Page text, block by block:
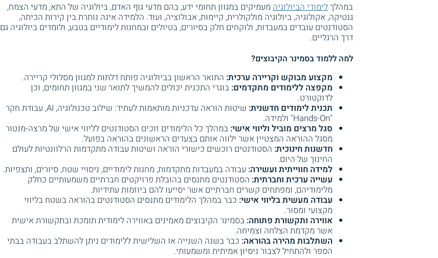
במהלךלימודי הביולוגיה מעמיקים במגוון תחומי ידע, בהם מדעי גוף האדם, ביולוגיה של התא, מדעי הצמח,
גנטיקה, אקולוגיה, ביולוגיה מולקולרית, קיימות, אבולוציה, ועוד. הלמידה אינה נותרת בין קירות הכיתה,
הסטודנטים עובדים במעבדות, ולוקחים חלק בסיורים, בטיולים ובמחנות לימודיים בטבע, ולומדים ביולוגיה גם
דרך הרגליים.
למה ללמוד בסמינר הקיבוצים?
מקצוע מבוקש וקריירה ערכית: התואר הראשון בביולוגיה פותח דלתות למגוון מסלולי קריירה.
מקפצה ללימודים מתקדמים: בוגרי התכנית יכולים להמשיך לתואר שני במגוון תחומים, וכן
לדוקטורט.
תכנית לימודים חדשנית:
שיטות הוראה עדכניות מותאמות לעתיד: שילוב טכנולוגיה, AI, עבודת חקר
"Hands-On" ולמידה.
סגל מרצים מוביל וליווי אישי: במהלך כל הלימודים זוכים הסטודנטים לליווי אישי של מרצה-מנטור
מסגל ההוראה המצטיין אשר ילווה אותם בצעדים הראשונים בהוראה בפועל.
חדשנות חינוכית: הסטודנטים רוכשים כישורי הוראה ושיטות עבודה מתקדמות הרלוונטיות לעולם
החינוך של היום.
למידה חווייתית ועשירה: עבודה במעבדות מתקדמות, מחנות לימודיים, ניסויי שטח, סיורים, ותצפיות.
עשייה ערכית וחברתית: הסטודנטים מתנסים בהובלת פרויקטים חברתיים משמעותיים כחלק
מלימודיהם, ומפתחים קשרים חברתיים אשר יסייעו להם ביוזמות עתידיות.
עבודה מעשית בליווי אישי: כבר במהלך הלימודים מתנסים הסטודנטים בהוראה בשטח בליווי
מקצועי ומסור.
אווירה ותקשורת פתוחה: בסמינר הקיבוצים מאמינים באווירה לימודית תומכת ובתקשורת אישית
אשר מקדמת הצלחה וצמיחה.
השתלבות מהירה בהוראה: כבר בשנה השנייה או השלישית ללימודים ניתן להשתלב בעבודה בבתי
הספר ולהתחיל לצבור ניסיון אמיתית ומשמעותי.